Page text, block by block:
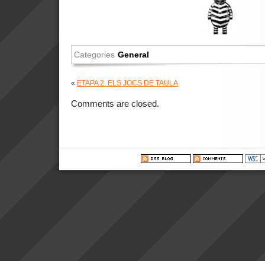
Categories General
« ETAPA 2. ELS JOCS DE TAULA
Comments are closed.